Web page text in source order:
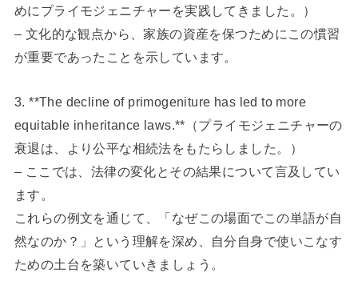
めにプライモジェニチャーを実践してきました。）
– 文化的な観点から、家族の資産を保つためにこの慣習
が重要であったことを示しています。
3. **The decline of primogeniture has led to more
equitable inheritance laws.**（プライモジェニチャーの
衰退は、より公平な相続法をもたらしました。）
– ここでは、法律の変化とその結果について言及してい
ます。
これらの例文を通じて、「なぜこの場面でこの単語が自
然なのか？」という理解を深め、自分自身で使いこなす
ための土台を築いていきましょう。